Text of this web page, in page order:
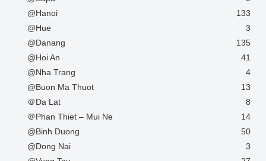
@Hanoi
133
@Hue
3
@Danang
135
@Hoi An
41
@Nha Trang
4
@Buon Ma Thuot
13
＠Da Lat
8
＠Phan Thiet – Mui Ne
14
@Binh Duong
50
@Dong Nai
3